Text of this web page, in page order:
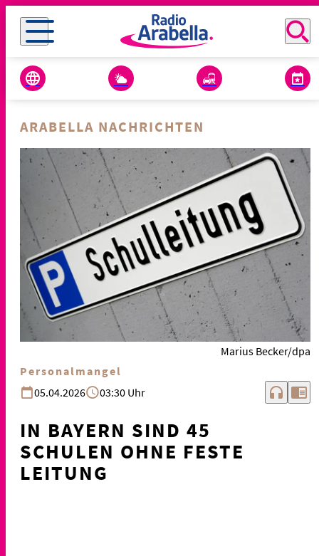
ARABELLA NACHRICHTEN
Marius Becker/dpa
Personalmangel
05.04.2026
03:30 Uhr headphones chrome_reader_mode
IN BAYERN SIND 45
SCHULEN OHNE FESTE
LEITUNG